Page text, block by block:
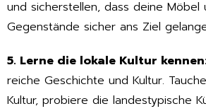
und sicherstellen, dass deine Möbel
Gegenstände sicher ans Ziel
5. Lerne die lokale Kultur
reiche Geschichte und Kultur.
Kultur, probiere die landestypische